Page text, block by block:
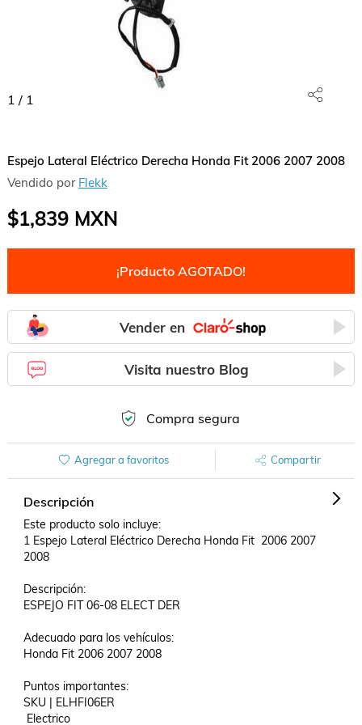
1 / 1
Espejo Lateral Eléctrico Derecha Honda Fit 2006 2007 2008
Vendido por Flekk
$1,839MXN
¡Producto AGOTADO!
Vender en
Visita nuestro Blog
Compra segura
Agregar a favoritos Compartir
Descripción
Este producto solo incluye:
1 Espejo Lateral Eléctrico Derecha Honda Fit  2006 2007
2008
Descripción:
ESPEJO FIT 06-08 ELECT DER
Adecuado para los vehículos:
Honda Fit 2006 2007 2008
Puntos importantes:
SKU | ELHFI06ER
Electrico